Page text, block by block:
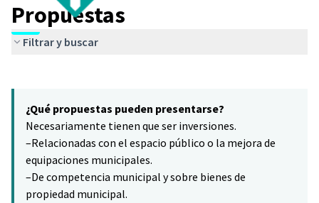
Propuestas
Filtrar y buscar
−
¿Qué propuestas pueden presentarse?
Necesariamente tienen que ser inversiones.
–Relacionadas con el espacio público o la mejora de
equipaciones municipales.
–De competencia municipal y sobre bienes de
propiedad municipal.